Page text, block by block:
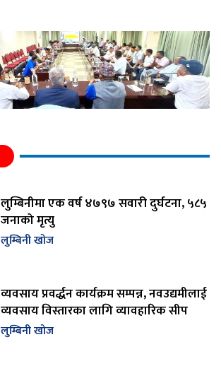
लुम्बिनीमा एक वर्ष ४७९७ सवारी दुर्घटना, ५८५
जनाको मृत्यु
लुम्बिनी खोज
व्यवसाय प्रवर्द्धन कार्यक्रम सम्पन्न, नवउद्यमीलाई
व्यवसाय विस्तारका लागि व्यावहारिक सीप
लुम्बिनी खोज